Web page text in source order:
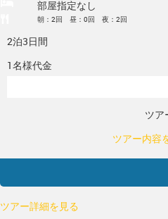
部屋指定なし
朝：2回 昼：0回 夜：2回
2泊3日間
1名様代金
ツア
ツアー内容
ツアー詳細を見る